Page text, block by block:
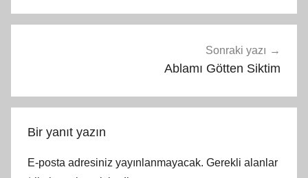
Sonraki yazı
Ablamı Götten Siktim
Bir yanıt yazın
E-posta adresiniz yayınlanmayacak. Gerekli alanlar